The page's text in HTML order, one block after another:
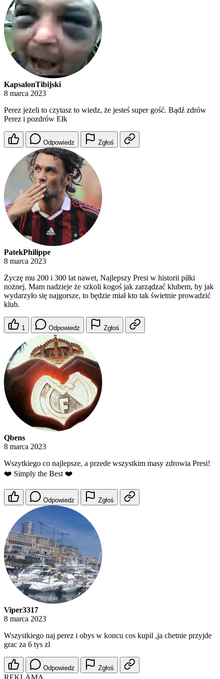
KapsalonTibijski
8 marca 2023
Perez jeżeli to czytasz to wiedz, że jesteś super gość. Bądź zdrów
Perez i pozdrów Ełk
Odpowiedz Zgłoś
PatekPhilippe
8 marca 2023
Życzę mu 200 i 300 lat nawet, Najlepszy Presi w historii piłki
nożnej. Mam nadzieje że szkoli kogoś jak zarządzać klubem, by jak
wydarzyło się najgorsze, to będzie miał kto tak świetnie prowadzić
klub.
1 Odpowiedz Zgłoś
Qbens
8 marca 2023
Wszytkiego co najlepsze, a przede wszystkim masy zdrowia Presi!
❤️ Simply the Best ❤️
Odpowiedz Zgłoś
Viper3317
8 marca 2023
Wszystkiego naj perez i obys w koncu cos kupil ,ja chetnie przyjde
grac za 6 tys zl
Odpowiedz Zgłoś
REKLAMA